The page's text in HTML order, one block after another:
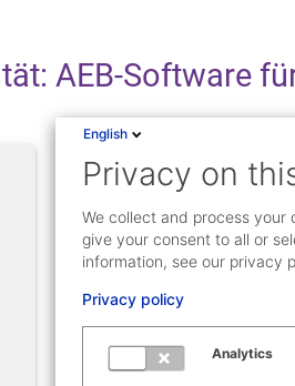
AEB-Software
und Einsteiger.
Egal wie hoch Ihr
die Zollsoftware von
English
Privacy on
We collect and process
give your consent to all or
information, see our privacy
Privacy policy
Analytics